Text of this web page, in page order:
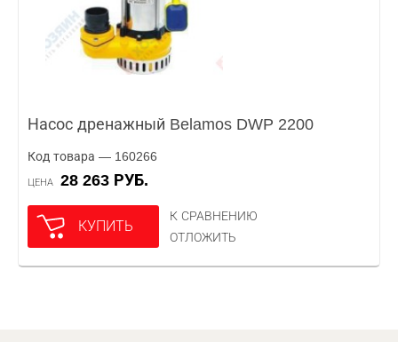
Насос дренажный Belamos DWP 2200
Код товара — 160266
ЦЕНА 28 263 РУБ.
КУПИТЬ
К СРАВНЕНИЮ
ОТЛОЖИТЬ